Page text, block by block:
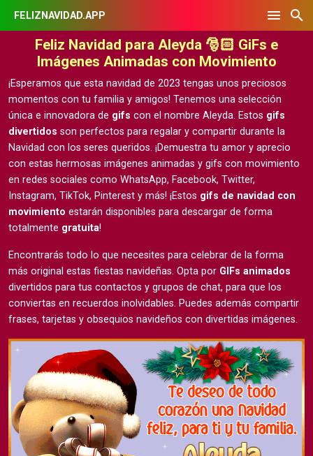
FELIZNAVIDAD.APP
Feliz Navidad para Aleyda 🎅🏻 GiFs e
Imágenes Animadas con Movimiento
¡Esperamos que esta navidad de 2023 tengas unos preciosos
momentos con tu familia y amigos! Tenemos una selección
única e innovadora de gifs con el nombre Aleyda. Estos gifs
divertidos son perfectos para regalar y compartir durante la
Navidad con los seres queridos. ¡Demuestra tu amor y aprecio
con estas hermosas imágenes animadas y gifs con movimiento
en redes sociales como WhatsApp, Facebook, Twitter,
Instagram, TikTok, Pinterest y más! ¡Estos gifs de navidad con
movimiento estarán disponibles para descargar de forma
totalmente gratuita!
Encontrarás todo lo que necesites para celebrar de la forma
más original estas fiestas navideñas. Opta por GIFs animados
divertidos para tus contactos y grupos de chat, para que los
conviertas en recuerdos inolvidables. Puedes además compartir
frases, tarjetas y obsequios navideños con divertidas imágenes.